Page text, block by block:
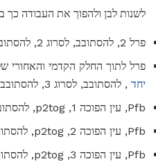
לשנות לבן ולהפוך את העבודה כך
פרל 2, להסתובב, לסרוג 2, להסתובב.
פרל לתוך החלק הקדמי והאחורי
יחד , להסתובב, לסרוג 3, להסתובב.
Pfb, עין הפוכה 1, p2tog, להסתובב, לסרוג 4, להסתובב.
Pfb, עין הפוכה 2, p2tog, להסתובב, לסרוג 5, להסתובב.
Pfb, עין הפוכה 3, p2tog, להסתובב, לסרוג 6, להסתובב.